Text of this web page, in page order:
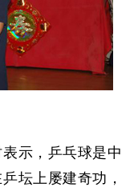
示，乒乓球是中
坛上屡建奇功，